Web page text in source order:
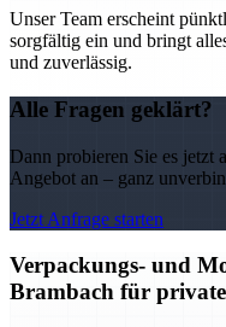
Unser Team erscheint
sorgfältig ein und bringt
und zuverlässig.
Alle Fragen geklärt?
Dann probieren Sie es jetzt
Angebot an – ganz
Jetzt Anfrage starten
Verpackungs- und
Brambach für